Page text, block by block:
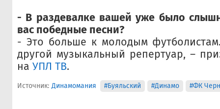
- В раздевалке вашей уже было
вас победные песни?
- Это больше к молодым
другой музыкальный репертуар, –
на УПЛ ТВ.
Источник: Динамомания #Буяльский #Динамо #ФК